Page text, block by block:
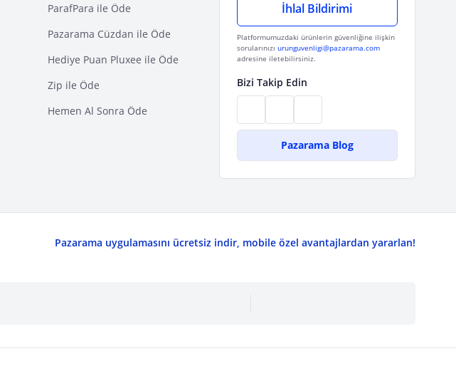
ParafPara ile Öde
Pazarama Cüzdan ile Öde
Hediye Puan Pluxee ile Öde
Zip ile Öde
Hemen Al Sonra Öde
İhlal Bildirimi
Platformumuzdaki ürünlerin güvenliğine ilişkin
sorularınızı urunguvenligi@pazarama.com
adresine iletebilirsiniz.
Bizi Takip Edin
Pazarama Blog
Pazarama uygulamasını ücretsiz indir, mobile özel avantajlardan yararlan!